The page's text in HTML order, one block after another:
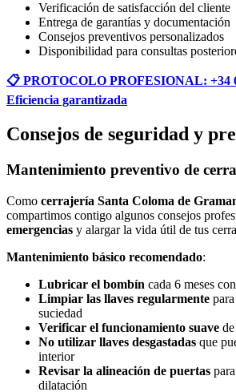
Verificación de satisfacción del cliente
Entrega de garantías y documentación
Consejos preventivos personalizados
Disponibilidad para consultas
📋 PROTOCOLO PROFESIONAL: +34
Eficiencia garantizada
Consejos de seguridad y
Mantenimiento preventivo de
Como cerrajería Santa Coloma de
compartimos contigo algunos consejos
emergencias y alargar la vida útil de tus
Mantenimiento básico recomendado:
Lubricar el bombín cada 6 meses
Limpiar las llaves regularmente
suciedad
Verificar el funcionamiento suave
No utilizar llaves desgastadas que
interior
Revisar la alineación de puertas
dilatación